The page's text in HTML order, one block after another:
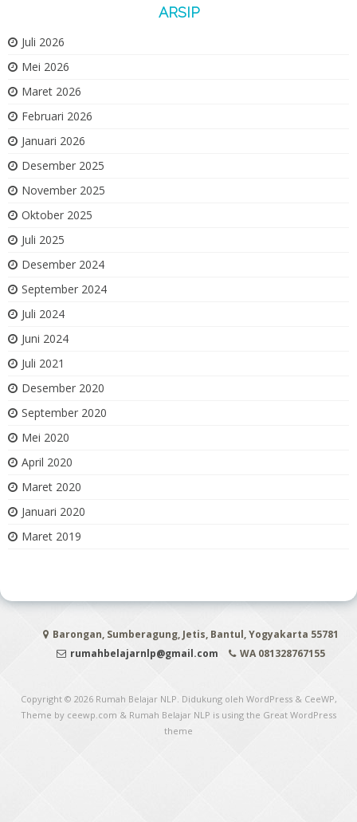
ARSIP
Juli 2026
Mei 2026
Maret 2026
Februari 2026
Januari 2026
Desember 2025
November 2025
Oktober 2025
Juli 2025
Desember 2024
September 2024
Juli 2024
Juni 2024
Juli 2021
Desember 2020
September 2020
Mei 2020
April 2020
Maret 2020
Januari 2020
Maret 2019
Barongan, Sumberagung, Jetis, Bantul, Yogyakarta 55781
rumahbelajarnlp@gmail.com
WA 081328767155
Copyright © 2026 Rumah Belajar NLP. Didukung oleh WordPress& CeeWP,
Theme by ceewp.com & Rumah Belajar NLP is using the Great WordPress
theme